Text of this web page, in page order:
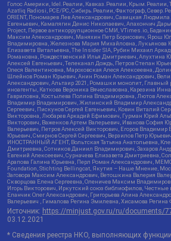
Голос Америки, Idel.Реалии, Кавказ.Реалии, Крым.Реалии,
Azatliq Radiosi, PCE/PC, Сибирь.Реалии, Фактограф,
ORIENT, Пономарев Лев Александрович, Савицкая
Евгеньевич, Камалягин Денис Николаевич, Апахончич
Project, Первое антикоррупционное СМИ, VTimes.io,
Максим Александрович, Маняхин Петр Борисович, Ярош
Владимировна, Железнова Мария Михайловна, Лукьянова
Елизавета Витальевна, The Insider SIA, Рубин Михаил
Романовна, Рождественский Илья Дмитриевич, Апухтина
Алексей Евгеньевич, Телеканал Дождь, Петров Степан
Олеся Валентиновна, Мароховская Алеся Алексеевна,
Шлейнов Роман Юрьевич, Анин Роман Александрович,
Александрович, Альтаир 2021, Ромашки монолит, Главный
иноагенты, Каткова Вероника Вячеславовна, Карезина
Гавриловна, Костылева Полина Владимировна, Лютов
Владимир Владимирович, Жилинский Владимир
Сергеевич, Пискунов Сергей Евгеньевич, Ковин Виталий
Викторовна, Любарев Аркадий Ефимович, Гурман Юрий
Викторович, Важенков Артем Валерьевич, Иванова София
Валерьевич, Петров Алексей Викторович, Егоров Владимир
Юрьевич, Смирнов Сергей Сергеевич, Верзилов Петр
ИНОСТРАННЫЙ АГЕНТ, Вольтская Татьяна Анатольевна,
Дмитриевна, Сотников Даниил Владимирович, Захаров
Евгений Алексеевич, Сурначева Елизавета Дмитриевна,
Арапова Галина Юрьевна, Перл Роман Александрович,
Foundation, Stichting Bellingcat, Якутия – Наше Мнение,
Заговора Максим Александрович, Ветошкина Валерия
Скворцова Елена Сергеевна, Оленичев Максим
Игорь Викторович, Иркутский союз библиофилов,
Еланчик Олег Александрович, Григорьева Алина
Валерьевич , Гималова Регина Эмилевна, Хисамова Регина
Источник: https://minjust.gov.ru/ru/documents/
03.12.2021
* Сведения реестра НКО, выполняющих функции